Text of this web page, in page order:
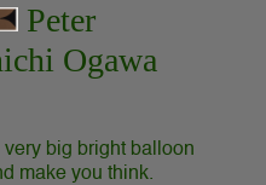
Peter
Ogawa
big bright balloon
make you think.